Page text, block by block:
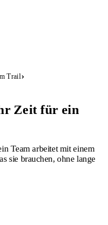
Trail›
Zeit für ein
Team arbeitet mit einem
sie brauchen, ohne lange